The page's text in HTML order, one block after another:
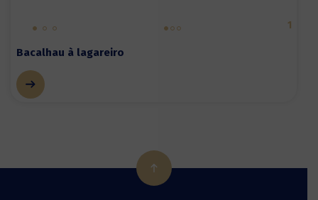
1
Bacalhau à lagareiro